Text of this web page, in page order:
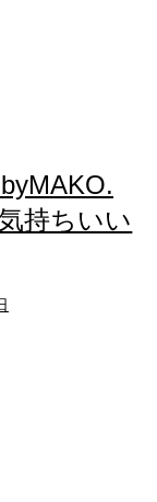
持ちいい